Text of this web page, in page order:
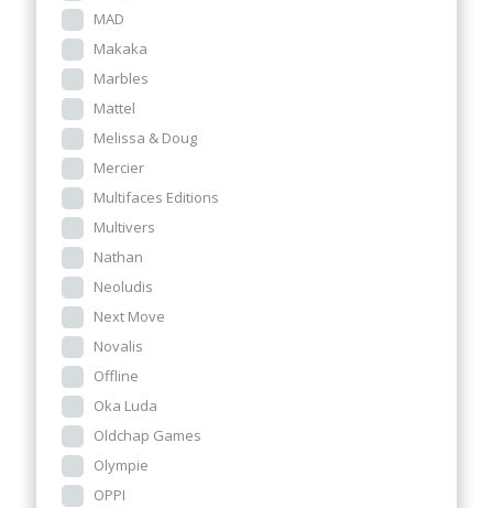
MAD
Makaka
Marbles
Mattel
Melissa & Doug
Mercier
Multifaces Editions
Multivers
Nathan
Neoludis
Next Move
Novalis
Offline
Oka Luda
Oldchap Games
Olympie
OPPI